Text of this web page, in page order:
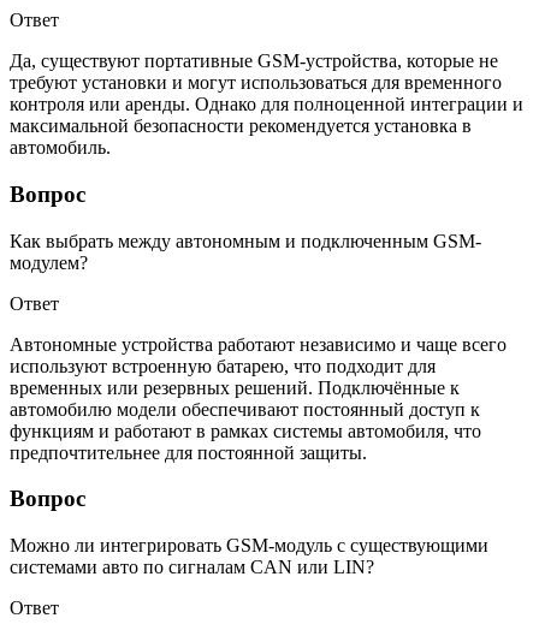
Ответ
Да, существуют портативные GSM-устройства, которые не
требуют установки и могут использоваться для временного
контроля или аренды. Однако для полноценной интеграции и
максимальной безопасности рекомендуется установка в
автомобиль.
Вопрос
Как выбрать между автономным и подключенным GSM-
модулем?
Ответ
Автономные устройства работают независимо и чаще всего
используют встроенную батарею, что подходит для
временных или резервных решений. Подключённые к
автомобилю модели обеспечивают постоянный доступ к
функциям и работают в рамках системы автомобиля, что
предпочтительнее для постоянной защиты.
Вопрос
Можно ли интегрировать GSM-модуль с существующими
системами авто по сигналам CAN или LIN?
Ответ